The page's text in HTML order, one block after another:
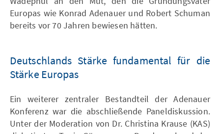
Europas wie Konrad Adenauer und Robert Schuman
bereits vor 70 Jahren bewiesen hätten.
Deutschlands Stärke fundamental für die
Stärke Europas
Ein weiterer zentraler Bestandteil der Adenauer
Konferenz war die abschließende Paneldiskussion.
Unter der Moderation von Dr. Christina Krause (KAS)